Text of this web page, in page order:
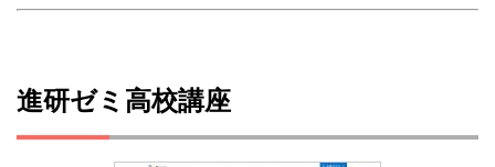
進研ゼミ高校講座